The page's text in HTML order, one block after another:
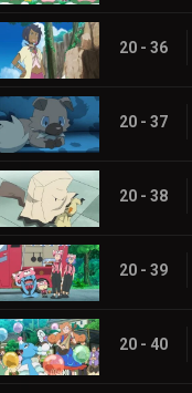
20 - 36
20 - 37
20 - 38
20 - 39
20 - 40